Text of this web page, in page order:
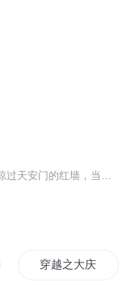
穿越之大庆帝国